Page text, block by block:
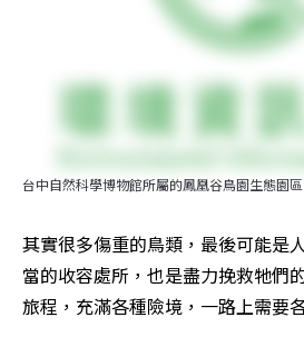
台中自然科學博物館所屬的鳳凰谷鳥園生態園
其實很多傷重的鳥類，最後可能是
當的收容處所，也是盡力挽救牠們
旅程，充滿各種險境，一路上需要